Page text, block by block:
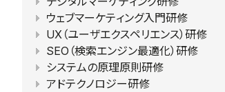
ウェブマーケティング入門研修
UX（ユーザエクスペリエンス）研修
SEO（検索エンジン最適化）研修
システムの原理原則研修
アドテクノロジー研修